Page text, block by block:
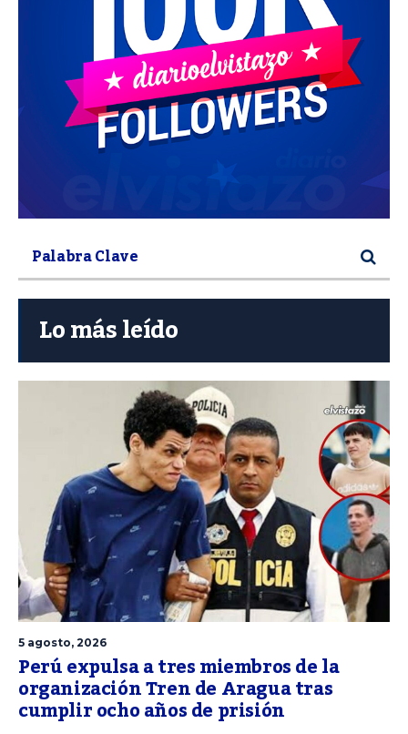
Lo más leído
5 agosto, 2026
Perú expulsa a tres miembros de la
organización Tren de Aragua tras
cumplir ocho años de prisión